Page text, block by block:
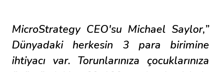
MicroStrategy CEO'su Michael Saylor,”
Dünyadaki herkesin 3 para birimine
ihtiyacı var. Torunlarınıza çocuklarınıza